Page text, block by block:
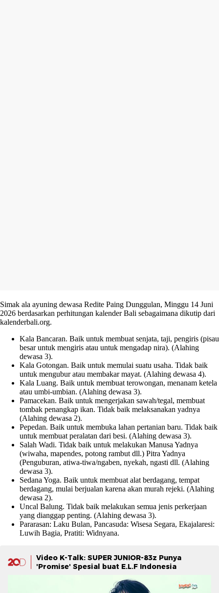
Simak ala ayuning dewasa Redite Paing Dunggulan, Minggu 14 Juni
2026 berdasarkan perhitungan kalender Bali sebagaimana dikutip dari
kalenderbali.org.
Kala Bancaran. Baik untuk membuat senjata, taji, pengiris (pisau
besar untuk mengiris atau untuk mengadap nira). (Alahing
dewasa 3).
Kala Gotongan. Baik untuk memulai suatu usaha. Tidak baik
untuk mengubur atau membakar mayat. (Alahing dewasa 4).
Kala Luang. Baik untuk membuat terowongan, menanam ketela
atau umbi-umbian. (Alahing dewasa 3).
Pamacekan. Baik untuk mengerjakan sawah/tegal, membuat
tombak penangkap ikan. Tidak baik melaksanakan yadnya
(Alahing dewasa 2).
Pepedan. Baik untuk membuka lahan pertanian baru. Tidak baik
untuk membuat peralatan dari besi. (Alahing dewasa 3).
Salah Wadi. Tidak baik untuk melakukan Manusa Yadnya
(wiwaha, mapendes, potong rambut dll.) Pitra Yadnya
(Penguburan, atiwa-tiwa/ngaben, nyekah, ngasti dll. (Alahing
dewasa 3).
Sedana Yoga. Baik untuk membuat alat berdagang, tempat
berdagang, mulai berjualan karena akan murah rejeki. (Alahing
dewasa 2).
Uncal Balung. Tidak baik melakukan semua jenis perkerjaan
yang dianggap penting. (Alahing dewasa 3).
Pararasan: Laku Bulan, Pancasuda: Wisesa Segara, Ekajalaresi:
Luwih Bagia, Pratiti: Widnyana.
Video K-Talk: SUPER JUNIOR-83z Punya
'Promise' Spesial buat E.L.F Indonesia